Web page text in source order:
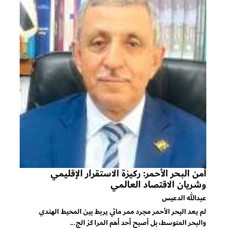
أمن البحر الأحمر: ركيزة الاستقرار الإقليمي
وشريان الاقتصاد العالمي
عبدالله الدعيس
لم يعد البحر الأحمر مجرد ممر مائي يربط بين المحيط الهندي
والبحر المتوسط، بل أصبح أحد أهم المراكز الج...